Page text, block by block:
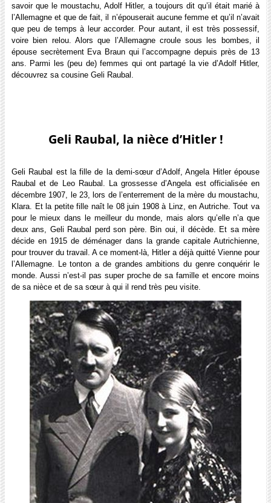
savoir que le moustachu, Adolf Hitler, a toujours dit qu’il était marié à
l’Allemagne et que de fait, il n’épouserait aucune femme et qu’il n’avait
que peu de temps à leur accorder. Pour autant, il est très possessif,
voire bien relou. Alors que l’Allemagne croule sous les bombes, il
épouse secrètement Eva Braun qui l’accompagne depuis près de 13
ans. Parmi les (peu de) femmes qui ont partagé la vie d’Adolf Hitler,
découvrez sa cousine Geli Raubal.
Geli Raubal, la nièce d’Hitler !
Geli Raubal est la fille de la demi-sœur d’Adolf, Angela Hitler épouse
Raubal et de Leo Raubal. La grossesse d’Angela est officialisée en
décembre 1907, le 23, lors de l’enterrement de la mère du moustachu,
Klara. Et la petite fille naît le 08 juin 1908 à Linz, en Autriche. Tout va
pour le mieux dans le meilleur du monde, mais alors qu’elle n’a que
deux ans, Geli Raubal perd son père. Bin oui, il décède. Et sa mère
décide en 1915 de déménager dans la grande capitale Autrichienne,
pour trouver du travail. A ce moment-là, Hitler a déjà quitté Vienne pour
l’Allemagne. Le tonton a de grandes ambitions du genre conquérir le
monde. Aussi n’est-il pas super proche de sa famille et encore moins
de sa nièce et de sa sœur à qui il rend très peu visite.